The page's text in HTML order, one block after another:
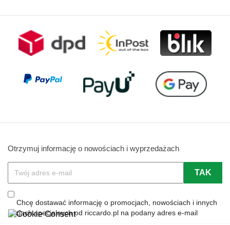
Otrzymuj informację o nowościach i wyprzedażach
Chcę dostawać informację o promocjach, nowościach i innych
akcjach specjalnych od riccardo.pl na podany adres e-mail